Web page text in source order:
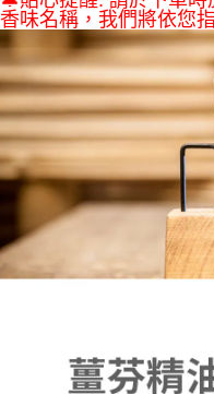
1.本服務係由「台灣大哥大股份
用戶於交易時，得透過本服務購
買賣價金債權讓與本公司後，
2.基於同意付款使用「大哥付你
資料（包含姓名、電話或地址）
由本公司與您本人進行分期帳
3.完整用戶服務條款，請詳閱以
※ 請注意：結帳手續完成當下
購買商品的店家。未經商家同
後付繳納相關費用。
※ 交易是否成功請以「AFTEE
是否繳費成功／繳費後需取消欲
客戶支援中心」https://
１．透過由恩沛科技股份有限
易，需依本服務之必要範圍內提
權轉讓予恩沛科技股份有限公司
２．關於個人資料處理事宜，
https://aftee.tw/terms/#terms3
３．未成年的使用者請事先徵
請求用戶進行身份認證。
５．嚴禁一人註冊多個帳號或
每筆NT$100，滿NT$1,000(
京站台北店客服中心(1F星
請自備購物袋，若需購買紙
免運費
香味名稱，我們將依您